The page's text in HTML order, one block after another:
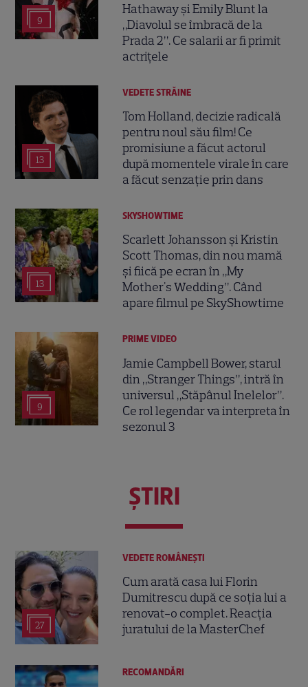
9
Hathaway și Emily Blunt la
„Diavolul se îmbracă de la
Prada 2”. Ce salarii ar fi primit
actrițele
13
VEDETE STRĂINE
Tom Holland, decizie radicală
pentru noul său film! Ce
promisiune a făcut actorul
după momentele virale în care
a făcut senzație prin dans
13
SKYSHOWTIME
Scarlett Johansson și Kristin
Scott Thomas, din nou mamă
și fiică pe ecran în „My
Mother's Wedding”. Când
apare filmul pe SkyShowtime
9
PRIME VIDEO
Jamie Campbell Bower, starul
din „Stranger Things”, intră în
universul „Stăpânul Inelelor”.
Ce rol legendar va interpreta în
sezonul 3
ŞTIRI
27
VEDETE ROMÂNEŞTI
Cum arată casa lui Florin
Dumitrescu după ce soția lui a
renovat-o complet. Reacția
juratului de la MasterChef
RECOMANDĂRI